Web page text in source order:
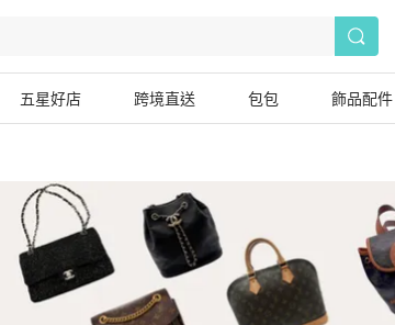
五星好店 跨境直送 包包 飾品配件